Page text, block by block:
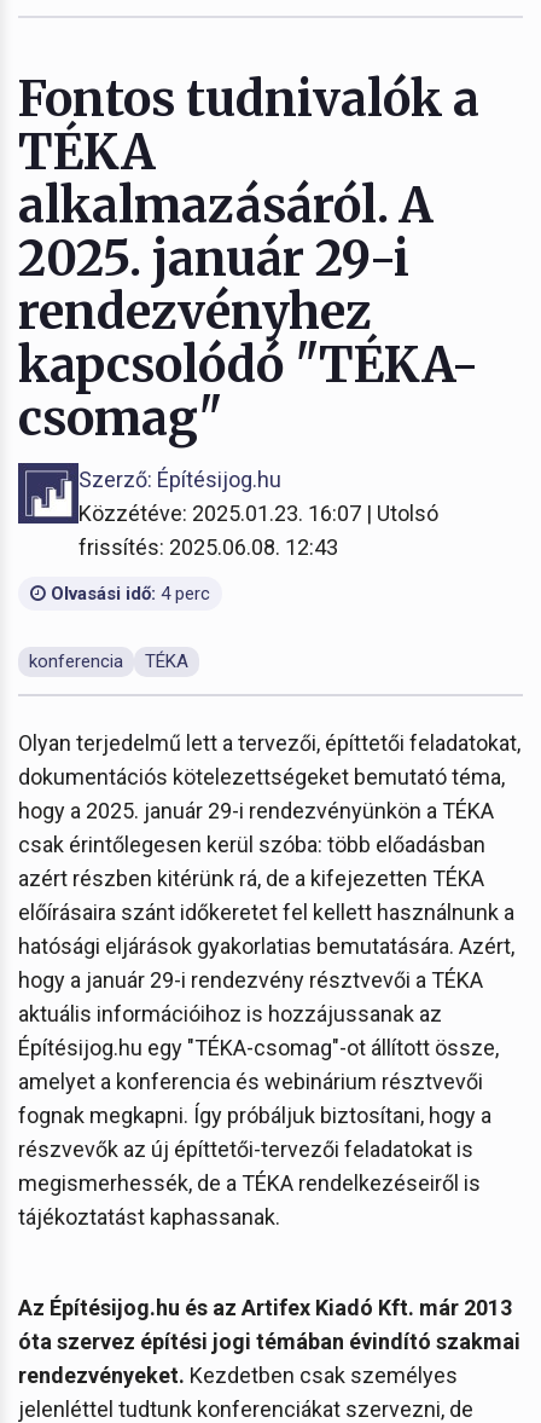
Fontos tudnivalók a
TÉKA
alkalmazásáról. A
2025. január 29-i
rendezvényhez
kapcsolódó "TÉKA-
csomag"
Szerző: Építésijog.hu
Közzétéve: 2025.01.23. 16:07 | Utolsó
frissítés: 2025.06.08. 12:43
Olvasási idő: 4 perc
konferencia TÉKA
Olyan terjedelmű lett a tervezői, építtetői feladatokat,
dokumentációs kötelezettségeket bemutató téma,
hogy a 2025. január 29-i rendezvényünkön a TÉKA
csak érintőlegesen kerül szóba: több előadásban
azért részben kitérünk rá, de a kifejezetten TÉKA
előírásaira szánt időkeretet fel kellett használnunk a
hatósági eljárások gyakorlatias bemutatására. Azért,
hogy a január 29-i rendezvény résztvevői a TÉKA
aktuális információihoz is hozzájussanak az
Építésijog.hu egy "TÉKA-csomag"-ot állított össze,
amelyet a konferencia és webinárium résztvevői
fognak megkapni. Így próbáljuk biztosítani, hogy a
részvevők az új építtetői-tervezői feladatokat is
megismerhessék, de a TÉKA rendelkezéseiről is
tájékoztatást kaphassanak.
Az Építésijog.hu és az Artifex Kiadó Kft. már 2013
óta szervez építési jogi témában évindító szakmai
rendezvényeket. Kezdetben csak személyes
jelenléttel tudtunk konferenciákat szervezni, de